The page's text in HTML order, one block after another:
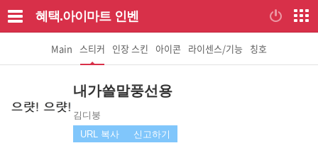
혜택.아이마트 인벤
Main 스티커 인장 스킨 아이콘 라이센스/기능 칭호
내가쓸말풍선용
김디붕
URL 복사
신고하기